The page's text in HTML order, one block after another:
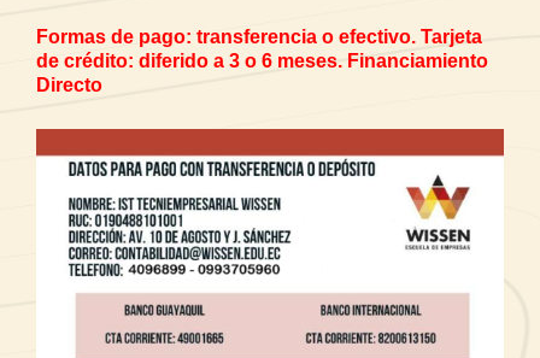
Formas de pago: transferencia o efectivo. Tarjeta
de crédito: diferido a 3 o 6 meses. Financiamiento
Directo